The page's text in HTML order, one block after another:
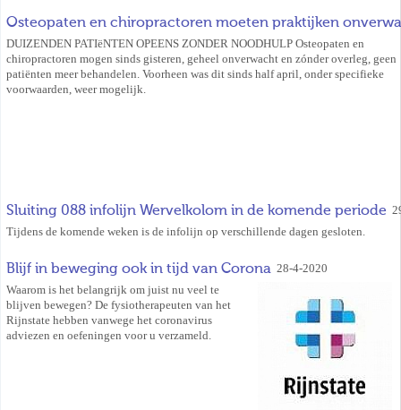
Osteopaten en chiropractoren moeten praktijken
DUIZENDEN PATIëNTEN OPEENS ZONDER NOODHULP Osteopaten en
chiropractoren mogen sinds gisteren, geheel onverwacht en zónder overleg, geen
patiënten meer behandelen. Voorheen was dit sinds half april, onder specifieke
voorwaarden, weer mogelijk.
Sluiting 088 infolijn Wervelkolom in de komende periode
Tijdens de komende weken is de infolijn op verschillende dagen gesloten.
Blijf in beweging ook in tijd van Corona 28-4-2020
Waarom is het belangrijk om juist nu veel te
blijven bewegen? De fysiotherapeuten van het
Rijnstate hebben vanwege het coronavirus
adviezen en oefeningen voor u verzameld.